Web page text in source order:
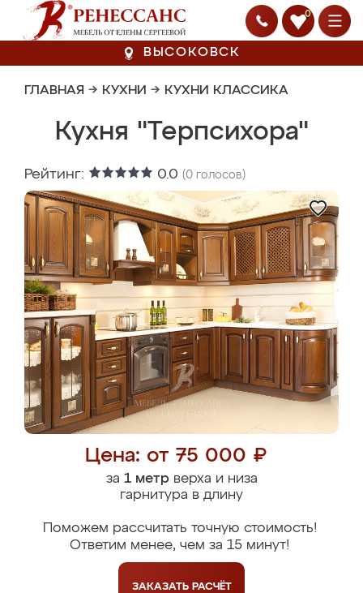
0
ВЫСОКОВСК
ГЛАВНАЯ → КУХНИ → КУХНИ КЛАССИКА
Кухня "Терпсихора"
Рейтинг: 0.0 (0 голосов)
Цена: от 75 000 ₽
за 1 метрверха и низа
гарнитура в длину
Поможем рассчитать точную стоимость!
Ответим менее, чем за 15 минут!
ЗАКАЗАТЬ РАСЧЁТ